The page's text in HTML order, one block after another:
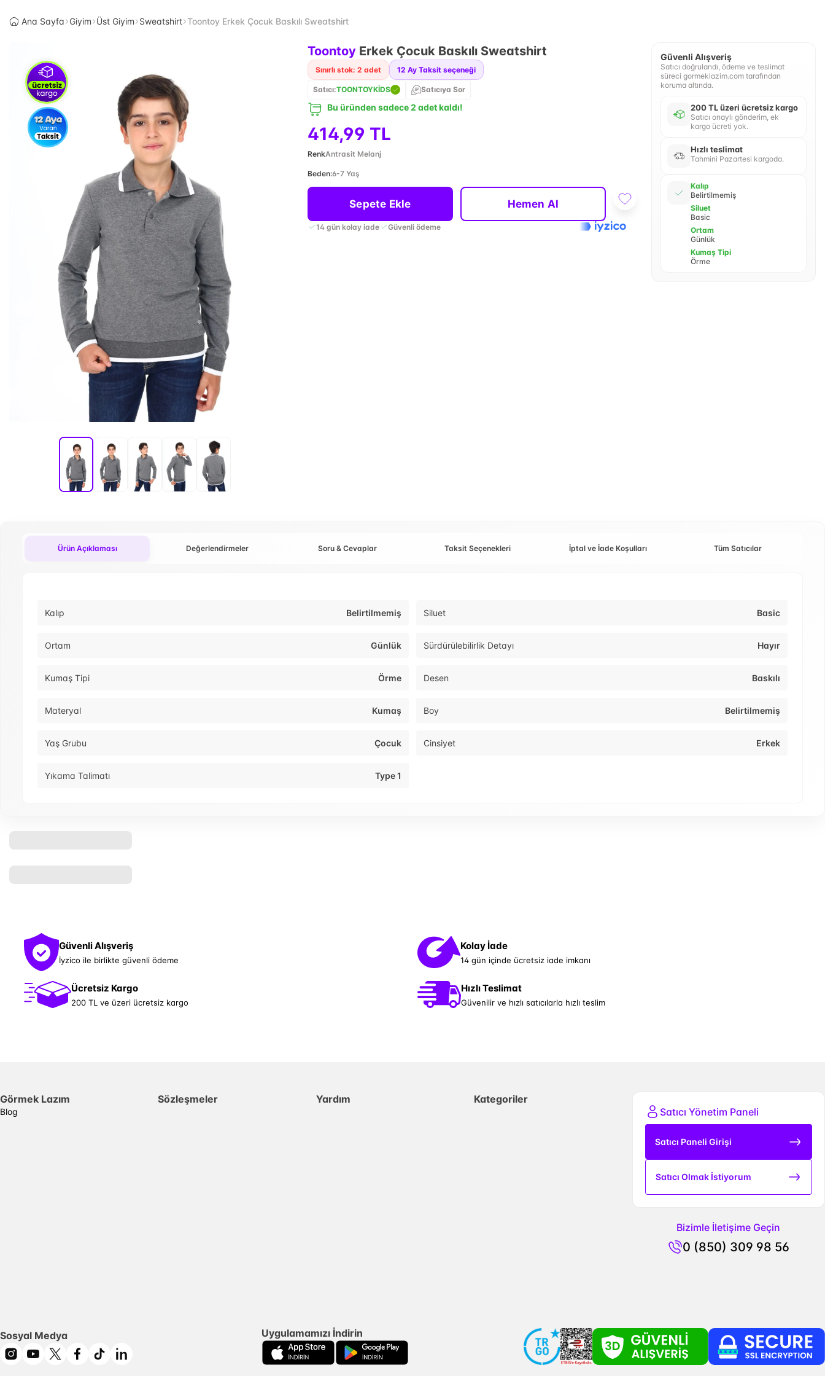
Ana Sayfa Giyim Üst Giyim Sweatshirt Toontoy Erkek Çocuk Baskılı Sweatshirt
Toontoy Erkek Çocuk Baskılı Sweatshirt
Sınırlı stok: 2 adet 12 Ay Taksit seçeneği
Satıcı:TOONTOYKİDS Satıcıya Sor
Bu üründen sadece 2 adet kaldı!
414,99 TL
RenkAntrasit Melanj
Beden:6-7 Yaş
Sepete Ekle Hemen Al
14 gün kolay iade Güvenli ödeme
Güvenli Alışveriş
Satıcı doğrulandı, ödeme ve teslimat
süreci gormeklazim.com tarafından
koruma altında.
200 TL üzeri ücretsiz kargo
Satıcı onaylı gönderim, ek
kargo ücreti yok.
Hızlı teslimat
Tahmini Pazartesi kargoda.
Kalıp
Belirtilmemiş
Siluet
Basic
Ortam
Günlük
Kumaş Tipi
Örme
Ürün Açıklaması Değerlendirmeler Soru & Cevaplar Taksit Seçenekleri İptal ve İade Koşulları Tüm Satıcılar
Kalıp Belirtilmemiş Siluet Basic
Ortam Günlük Sürdürülebilirlik Detayı Hayır
Kumaş Tipi Örme Desen Baskılı
Materyal Kumaş Boy Belirtilmemiş
Yaş Grubu Çocuk Cinsiyet Erkek
Yıkama Talimatı Type 1
Güvenli Alışveriş
İyzico ile birlikte güvenli ödeme
Kolay İade
14 gün içinde ücretsiz iade imkanı
Ücretsiz Kargo
200 TL ve üzeri ücretsiz kargo
Hızlı Teslimat
Güvenilir ve hızlı satıcılarla hızlı teslim
Görmek Lazım
Blog
Sözleşmeler Yardım
Kategoriler
Satıcı Yönetim Paneli
Satıcı Paneli Girişi
Satıcı Olmak İstiyorum
Bizimle İletişime Geçin
0 (850) 309 98 56
Sosyal Medya Uygulamamızı İndirin